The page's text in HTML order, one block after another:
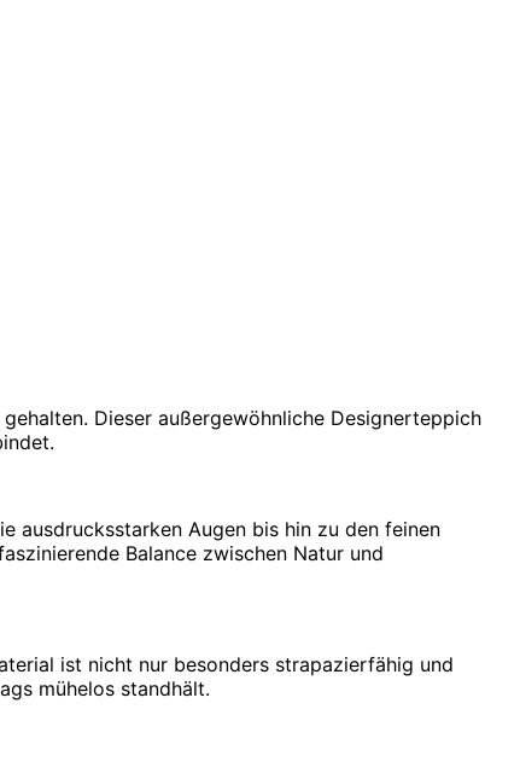
Dieser außergewöhnliche Designerteppich
ausdrucksstarken Augen bis hin zu den feinen
Balance zwischen Natur und
ist nicht nur besonders strapazierfähig und
mühelos standhält.